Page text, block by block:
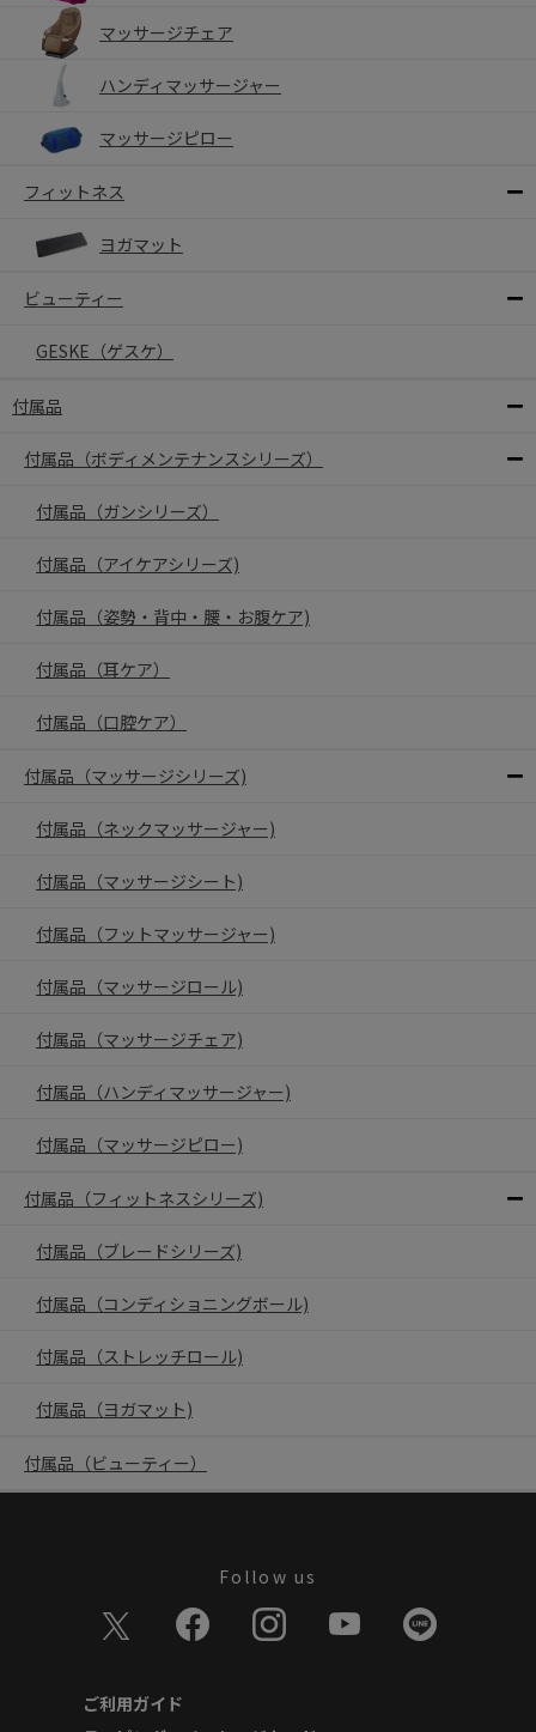
マッサージチェア
ハンディマッサージャー
マッサージピロー
フィットネス
ヨガマット
ビューティー
GESKE（ゲスケ）
付属品
付属品（ボディメンテナンスシリーズ）
付属品（ガンシリーズ）
付属品（アイケアシリーズ)
付属品（姿勢・背中・腰・お腹ケア)
付属品（耳ケア）
付属品（口腔ケア）
付属品（マッサージシリーズ)
付属品（ネックマッサージャー)
付属品（マッサージシート)
付属品（フットマッサージャー)
付属品（マッサージロール)
付属品（マッサージチェア)
付属品（ハンディマッサージャー)
付属品（マッサージピロー)
付属品（フィットネスシリーズ)
付属品（ブレードシリーズ)
付属品（コンディショニングボール)
付属品（ストレッチロール)
付属品（ヨガマット)
付属品（ビューティー）
Follow us
ご利用ガイド